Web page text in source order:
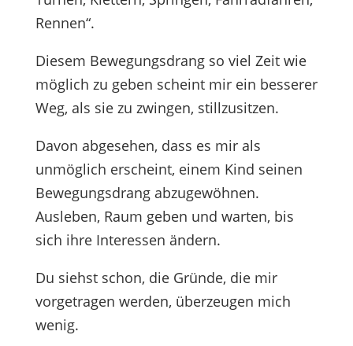
Rennen“.
Diesem Bewegungsdrang so viel Zeit wie
möglich zu geben scheint mir ein besserer
Weg, als sie zu zwingen, stillzusitzen.
Davon abgesehen, dass es mir als
unmöglich erscheint, einem Kind seinen
Bewegungsdrang abzugewöhnen.
Ausleben, Raum geben und warten, bis
sich ihre Interessen ändern.
Du siehst schon, die Gründe, die mir
vorgetragen werden, überzeugen mich
wenig.